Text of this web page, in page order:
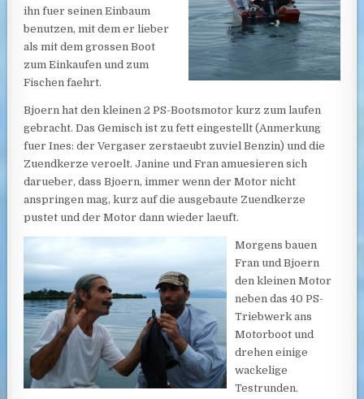
ihn fuer seinen Einbaum
benutzen, mit dem er lieber
als mit dem grossen Boot
zum Einkaufen und zum
Fischen faehrt.
Bjoern hat den kleinen 2 PS-Bootsmotor kurz zum laufen
gebracht. Das Gemisch ist zu fett eingestellt (Anmerkung
fuer Ines: der Vergaser zerstaeubt zuviel Benzin) und die
Zuendkerze veroelt. Janine und Fran amuesieren sich
darueber, dass Bjoern, immer wenn der Motor nicht
anspringen mag, kurz auf die ausgebaute Zuendkerze
pustet und der Motor dann wieder laeuft.
Morgens bauen
Fran und Bjoern
den kleinen Motor
neben das 40 PS-
Triebwerk ans
Motorboot und
drehen einige
wackelige
Testrunden.